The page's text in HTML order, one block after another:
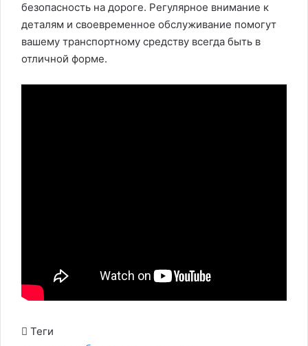
безопасность на дороге. Регулярное внимание к
деталям и своевременное обслуживание помогут
вашему транспортному средству всегда быть в
отличной форме.
Теги